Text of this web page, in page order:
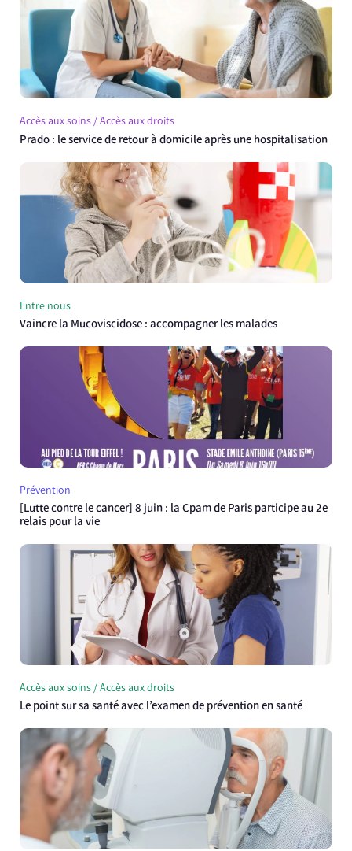
Accès aux soins / Accès aux droits
Prado : le service de retour à domicile après une hospitalisation
Entre nous
Vaincre la Mucoviscidose : accompagner les malades
Prévention
[Lutte contre le cancer] 8 juin : la Cpam de Paris participe au 2e
relais pour la vie
Accès aux soins / Accès aux droits
Le point sur sa santé avec l’examen de prévention en santé